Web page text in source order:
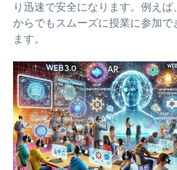
り迅速で安全になります。例え
からでもスムーズに授業に参加で
ます。